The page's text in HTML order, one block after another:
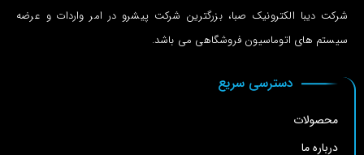
شرکت دیبا الکترونیک صبا، بزرگترین شرکت پیشرو در امر واردات و عرضه
سیستم های اتوماسیون فروشگاهی می باشد.
دسترسی سریع
محصولات
درباره ما